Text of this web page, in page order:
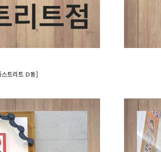
트리트 D동]